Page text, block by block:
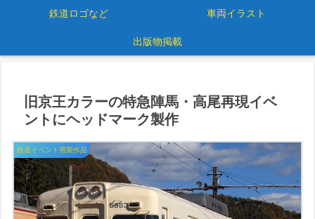
鉄道ロゴなど 車両イラスト
出版物掲載
旧京王カラーの特急陣馬・高尾再現イベ
ントにヘッドマーク製作
鉄道イベント用製作品